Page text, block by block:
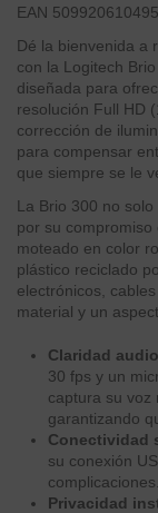
EAN
Dé la bienvenida a
con la Logitech
diseñada para
resolución Full HD
corrección de
para compensar
que siempre se le
La Brio 300 no
por su compromiso
moteado en color
plástico reciclado
electrónicos,
material y un
Claridad
30 fps y un
captura su voz
garantizando
Conectividad
su conexión
complicaciones.
Privacidad